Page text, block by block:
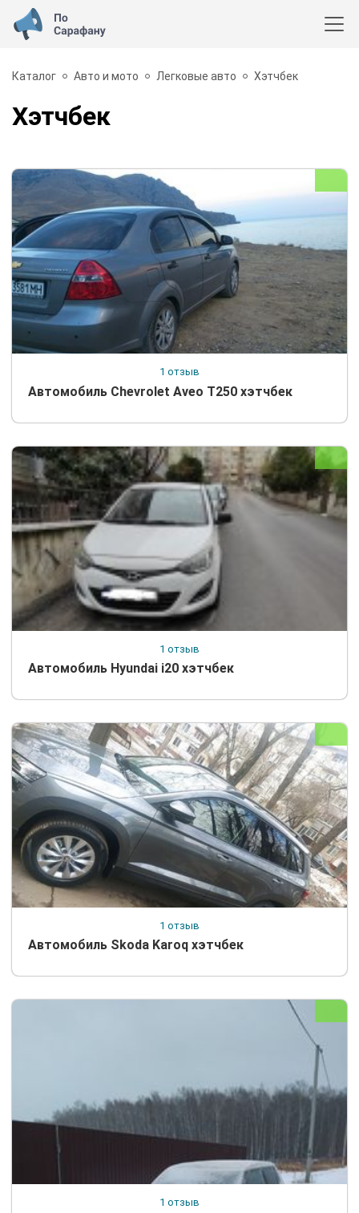
Каталог Авто и мото Легковые авто Хэтчбек
Хэтчбек
1 отзыв
Автомобиль Chevrolet Aveo T250 хэтчбек
1 отзыв
Автомобиль Hyundai i20 хэтчбек
1 отзыв
Автомобиль Skoda Karoq хэтчбек
1 отзыв